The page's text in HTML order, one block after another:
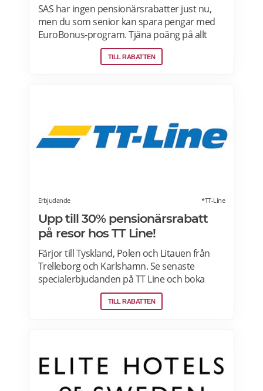
SAS har ingen pensionärsrabatter just nu,
men du som senior kan spara pengar med
EuroBonus-program. Tjäna poäng på allt
från flygningar till snabbmat och spendera
dem på nästa resa, uppgraderingar och
här.
TILL RABATTEN
Erbjudande *TT-Line
Upp till 30% pensionärsrabatt
på resor hos TT Line!
Färjor till Tyskland, Polen och Litauen från
Trelleborg och Karlshamn. Se senaste
specialerbjudanden på TT Line och boka
online för de bästa priserna. Shoppingresor
från endast 195 kronor!
TILL RABATTEN